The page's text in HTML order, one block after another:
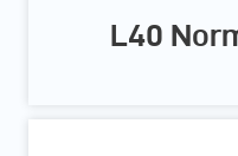
L40